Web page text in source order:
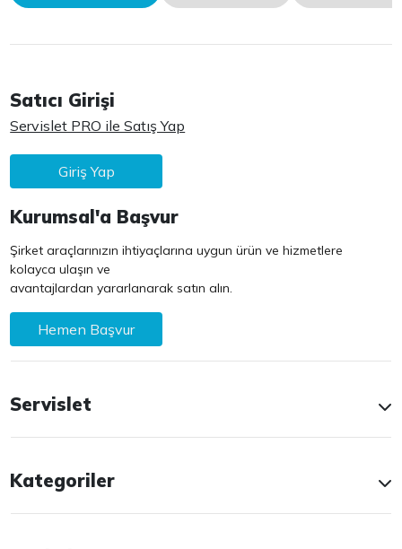
Satıcı Girişi
Servislet PRO ile Satış Yap
Giriş Yap
Kurumsal'a Başvur
Şirket araçlarınızın ihtiyaçlarına uygun ürün ve hizmetlere
kolayca ulaşın ve
avantajlardan yararlanarak satın alın.
Hemen Başvur
Servislet
Kategoriler